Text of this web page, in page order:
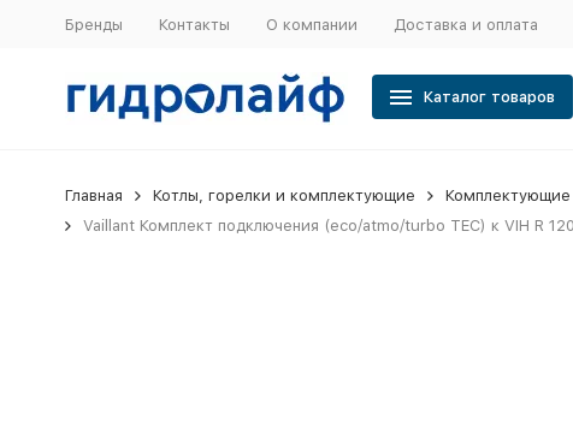
Бренды Контакты О компании Доставка и оплата
Каталог товаров
Главная Котлы, горелки и комплектующие
Комплектующие
Vaillant Комплект подключения (eco/atmo/turbo TEC) к VIH R